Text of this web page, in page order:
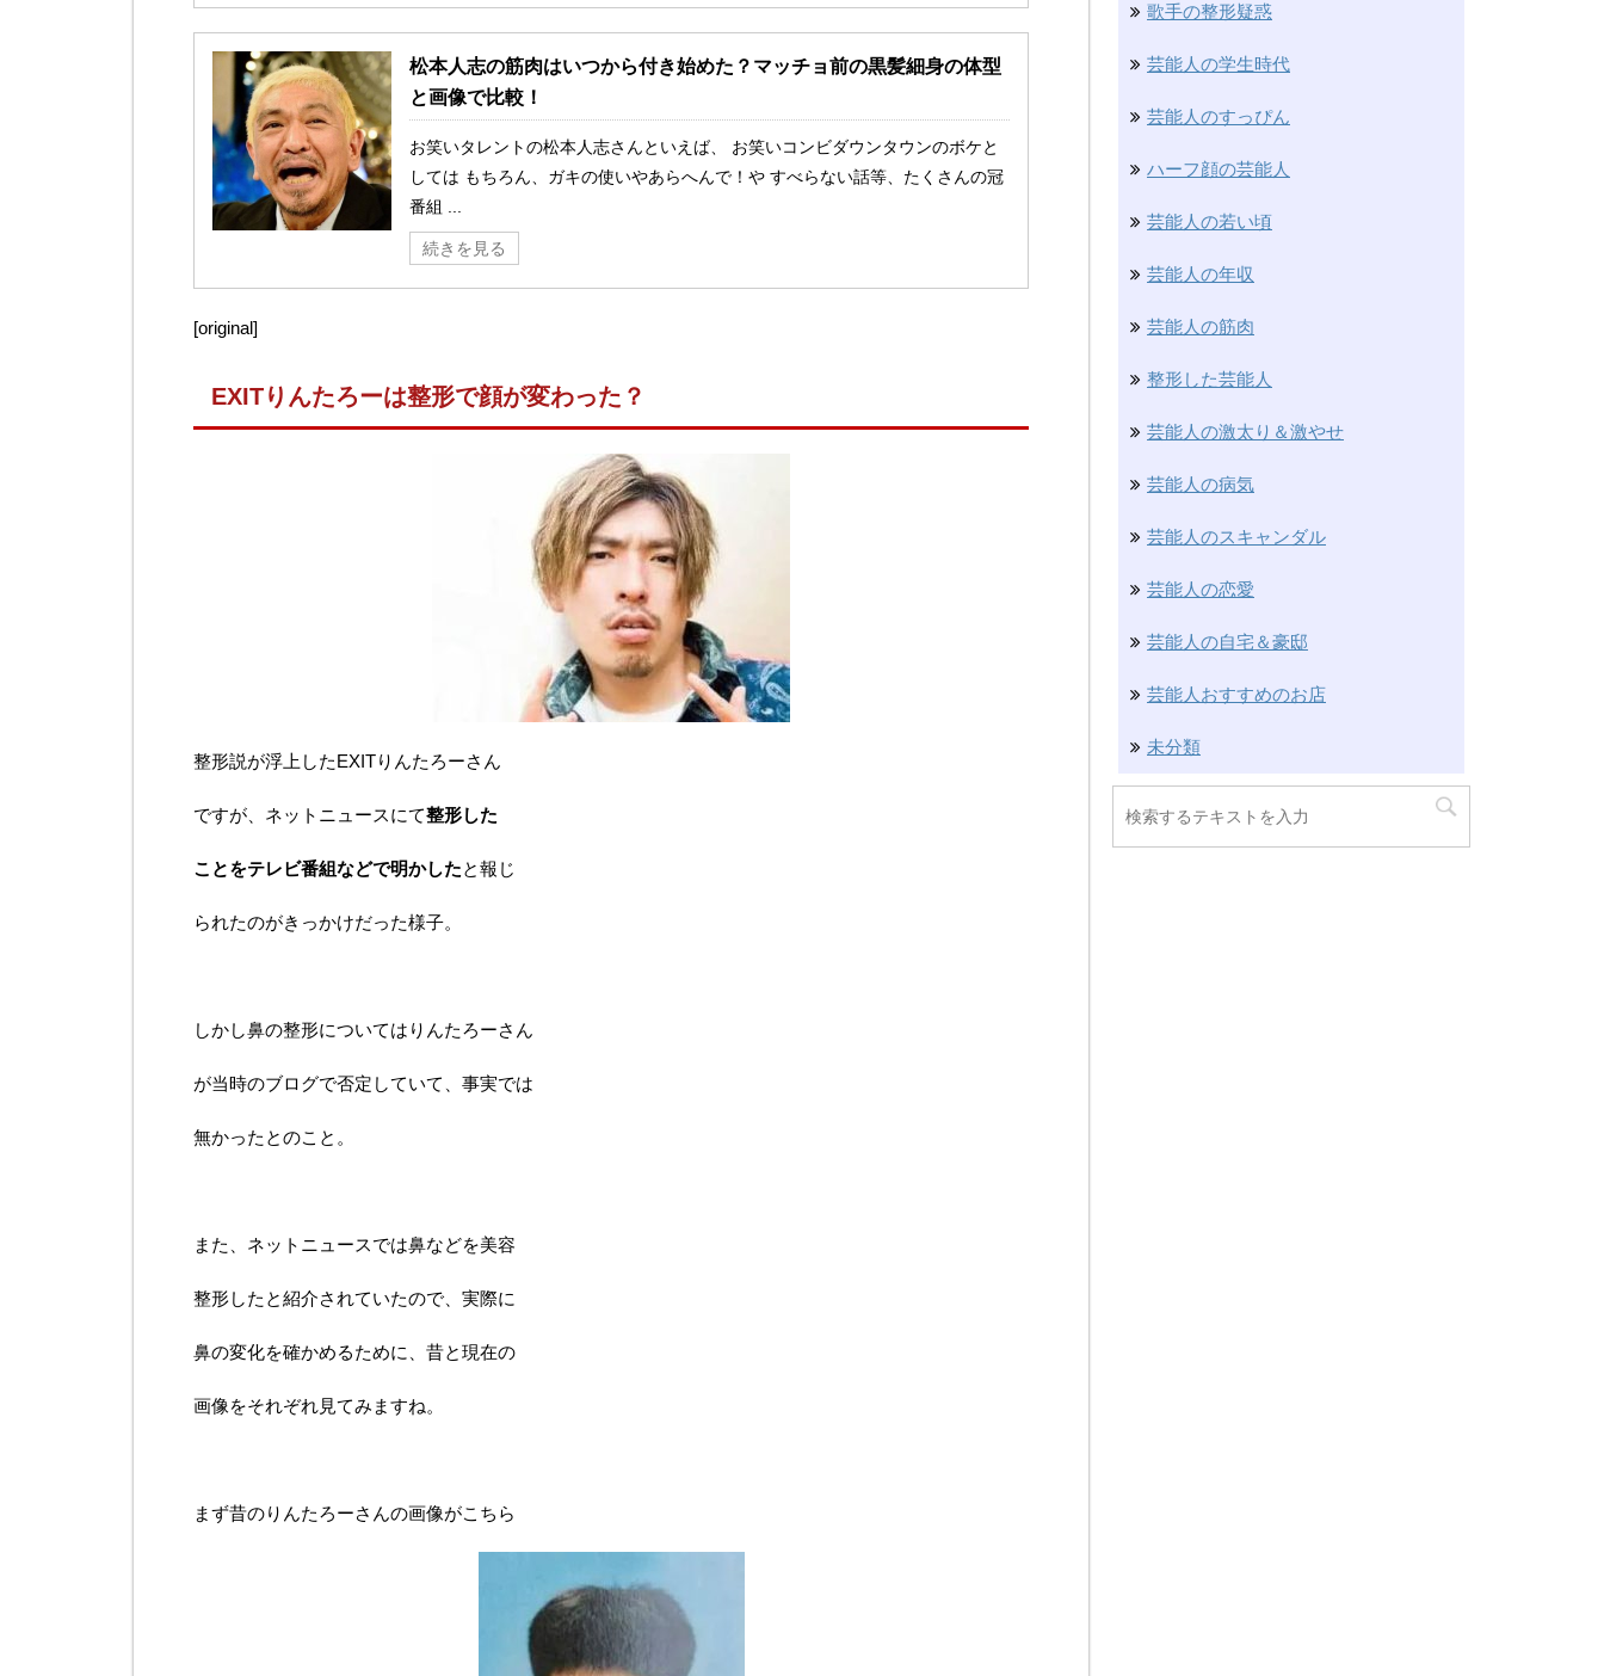
松本人志の筋肉はいつから付き始めた？マッチョ前の黒髪細身の体型
と画像で比較！
お笑いタレントの松本人志さんといえば、 お笑いコンビダウンタウンのボケと
しては もちろん、ガキの使いやあらへんで！や すべらない話等、たくさんの冠
番組 ...
続きを見る
[original]
EXITりんたろーは整形で顔が変わった？
整形説が浮上したEXITりんたろーさん
ですが、ネットニュースにて整形した
ことをテレビ番組などで明かしたと報じ
られたのがきっかけだった様子。
しかし鼻の整形についてはりんたろーさん
が当時のブログで否定していて、事実では
無かったとのこと。
また、ネットニュースでは鼻などを美容
整形したと紹介されていたので、実際に
鼻の変化を確かめるために、昔と現在の
画像をそれぞれ見てみますね。
まず昔のりんたろーさんの画像がこちら
歌手の整形疑惑
芸能人の学生時代
芸能人のすっぴん
ハーフ顔の芸能人
芸能人の若い頃
芸能人の年収
芸能人の筋肉
整形した芸能人
芸能人の激太り＆激やせ
芸能人の病気
芸能人のスキャンダル
芸能人の恋愛
芸能人の自宅＆豪邸
芸能人おすすめのお店
未分類